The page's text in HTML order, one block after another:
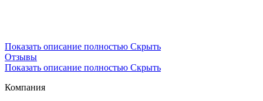
Показать описание полностью Скрыть
Отзывы
Показать описание полностью Скрыть
Компания